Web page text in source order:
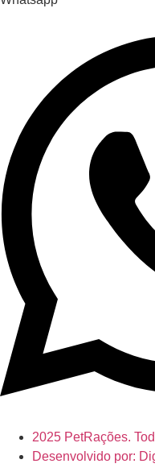
2025 PetRações.
Desenvolvido por: